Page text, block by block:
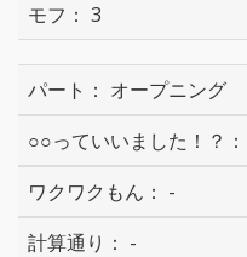
3
オープニング
-
-